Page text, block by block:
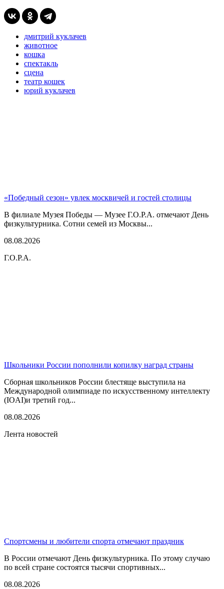
дмитрий куклачев
животное
кошка
спектакль
сцена
театр кошек
юрий куклачев
«Победный сезон» увлек москвичей и гостей столицы
В филиале Музея Победы — Музее Г.О.Р.А. отмечают День
физкультурника. Сотни семей из Москвы...
08.08.2026
Г.О.Р.А.
Школьники России пополнили копилку наград страны
Сборная школьников России блестяще выступила на
Международной олимпиаде по искусственному интеллекту
(IOAI)и третий год...
08.08.2026
Лента новостей
Спортсмены и любители спорта отмечают праздник
В России отмечают День физкультурника. По этому случаю
по всей стране состоятся тысячи спортивных...
08.08.2026